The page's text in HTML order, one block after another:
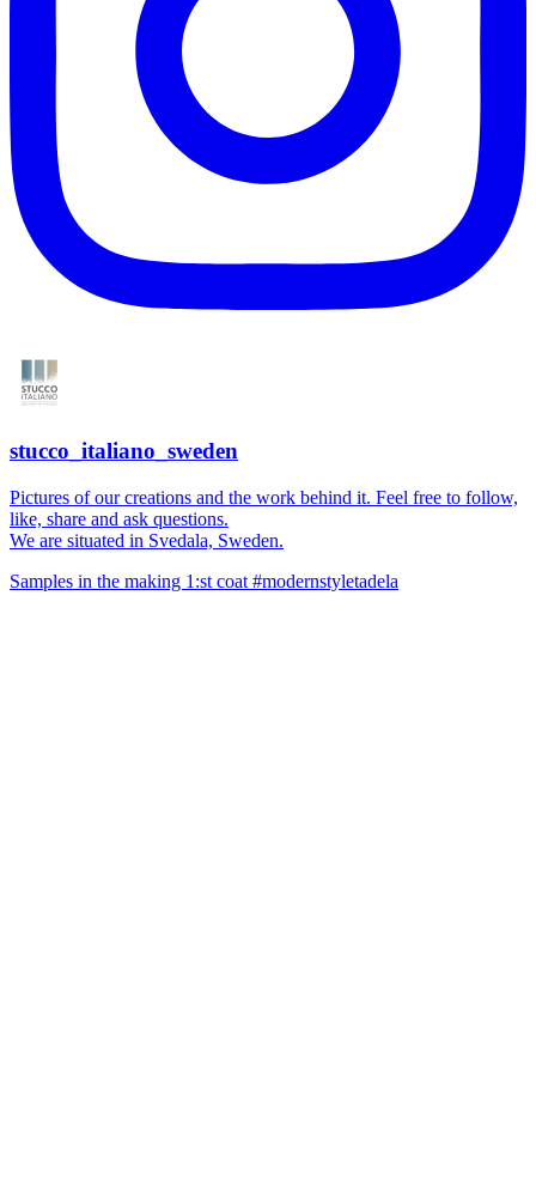
stucco_italiano_sweden
Pictures of our creations and the work behind it. Feel free to follow,
like, share and ask questions.
We are situated in Svedala, Sweden.
Samples in the making 1:st coat #modernstyletadela